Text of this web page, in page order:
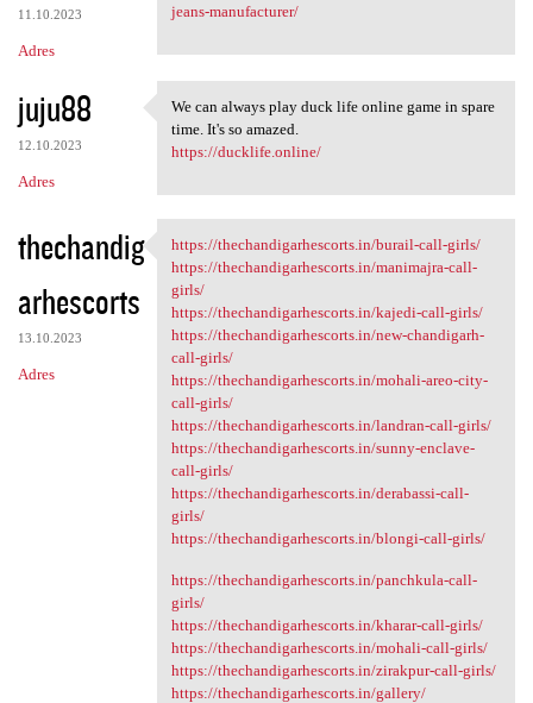
11.10.2023
Adres
jeans-manufacturer/
juju88
12.10.2023
Adres
We can always play duck life
We can always play duck life online game in spare
time. It's so amazed.
https://ducklife.online/
thechandig
arhescorts
13.10.2023
Adres
https://thechandigarhescorts
https://thechandigarhescorts.in/burail-call-girls/
https://thechandigarhescorts.in/manimajra-call-
girls/
https://thechandigarhescorts.in/kajedi-call-girls/
https://thechandigarhescorts.in/new-chandigarh-
call-girls/
https://thechandigarhescorts.in/mohali-areo-city-
call-girls/
https://thechandigarhescorts.in/landran-call-girls/
https://thechandigarhescorts.in/sunny-enclave-
call-girls/
https://thechandigarhescorts.in/derabassi-call-
girls/
https://thechandigarhescorts.in/blongi-call-girls/
https://thechandigarhescorts.in/panchkula-call-
girls/
https://thechandigarhescorts.in/kharar-call-girls/
https://thechandigarhescorts.in/mohali-call-girls/
https://thechandigarhescorts.in/zirakpur-call-girls/
https://thechandigarhescorts.in/gallery/